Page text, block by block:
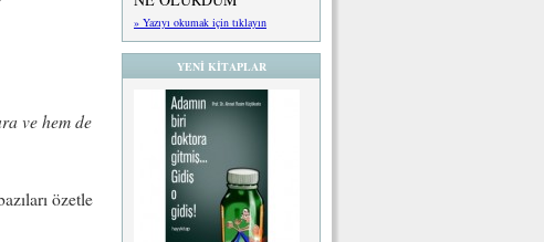
ve hem de
özetle
» Yazıyı okumak için tıklayın
YENİ KİTAPLAR